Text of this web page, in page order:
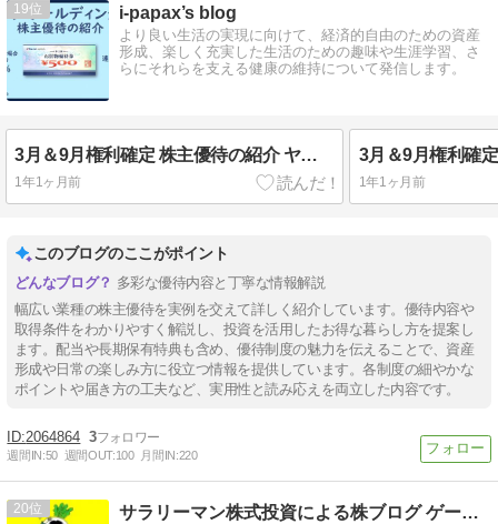
19 i-papax’s blog
より良い生活の実現に向けて、経済的自由のための資産
形成、楽しく充実した生活のための趣味や生涯学習、さ
らにそれらを支える健康の維持について発信します。
3月＆9月権利確定 株主優待の紹介 ヤマダホールディングス 2025年6月到着
1年1ヶ月前 1年1ヶ月前
このブログのここがポイント
多彩な優待内容と丁寧な情報解説
幅広い業種の株主優待を実例を交えて詳しく紹介しています。優待内容や
取得条件をわかりやすく解説し、投資を活用したお得な暮らし方を提案し
ます。配当や長期保有特典も含め、優待制度の魅力を伝えることで、資産
形成や日常の楽しみ方に役立つ情報を提供しています。各制度の細やかな
ポイントや届き方の工夫など、実用性と読み応えを両立した内容です。
2064864 3
週間IN:50 週間OUT:100 月間IN:220
20 サラリーマン株式投資による株ブログ ゲーム株で儲けたい！